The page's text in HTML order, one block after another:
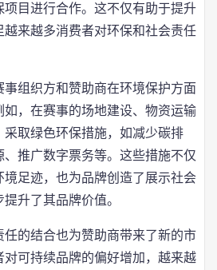
目进行合作。这不仅有助于提升
越来越多消费者对环保和社会责任
组织方和赞助商在环境保护方面
，在赛事的场地建设、物资运输
取绿色环保措施，如减少碳排
推广数字票务等。这些措施不仅
足迹，也为品牌创造了展示社会
升了其品牌价值。
任的结合也为赞助商带来了新的市
可持续品牌的偏好增加，越来越